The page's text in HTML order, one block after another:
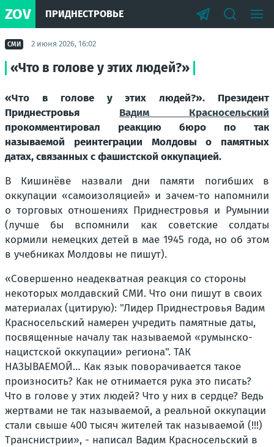
ZOV ПРИДНЕСТРОВЬЕ
СМИ 2 июня 2026, 16:02
«Что в голове у этих людей?»
«Что в голове у этих людей?». Президент
Приднестровья Вадим Красносельский
прокомментировал реакцию бюро по так
называемой реинтеграции Молдовы о памятных
датах, связанных с фашистской оккупацией.
В Кишинёве назвали дни памяти погибших в
оккупации «самоизоляцией» и зачем-то напомнили
о торговых отношениях Приднестровья и Румынии
(лучше бы вспомнили как советские солдаты
кормили немецких детей в мае 1945 года, но об этом
в учебниках Молдовы не пишут).
«Совершенно неадекватная реакция со стороны
некоторых молдавский СМИ. Что они пишут в своих
материалах (цитирую): "Лидер Приднестровья Вадим
Красносельский намерен учредить памятные даты,
посвященные началу так называемой «румынско-
нацистской оккупации» региона". ТАК
НАЗЫВАЕМОЙ… Как язык поворачивается такое
произносить? Как не отнимается рука это писать?
Что в голове у этих людей? Что у них в сердце? Ведь
жертвами не так называемой, а реальной оккупации
стали свыше 400 тысяч жителей так называемой (!!!)
Транснистрии», - написал Вадим Красносельский в